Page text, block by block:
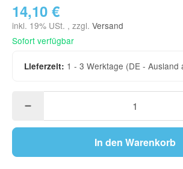
14,10 €
inkl. 19% USt. , zzgl. Versand
Sofort verfügbar
Lieferzeit: 1 - 3 Werktage (DE - Ausland
In den Warenkorb